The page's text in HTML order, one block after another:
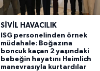
SIVIL HAVACILIK
ISG personelinden örnek
müdahale: Boğazına
boncuk kaçan 2 yaşındaki
bebeğin hayatını Heimlich
manevrasıyla kurtardılar